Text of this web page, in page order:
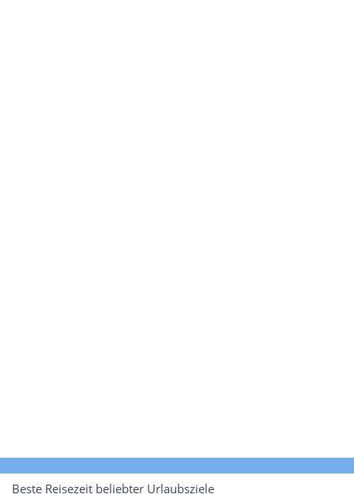
Beste Reisezeit beliebter Urlaubsziele